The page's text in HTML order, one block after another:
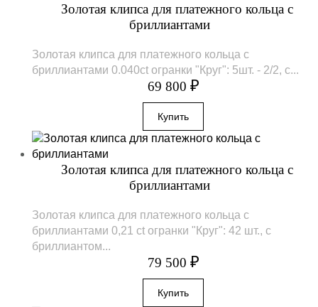
Золотая клипса для платежного кольца с
бриллиантами
Золотая клипса для платежного кольца с
бриллиантами 0.040ct огранки "Круг": 5шт. - 2/2, с...
69 800 ₽
Золотая клипса для платежного кольца с
бриллиантами
Золотая клипса для платежного кольца с
бриллиантами 0,21 ct огранки "Круг": 42 шт., с
бриллиантом...
79 500 ₽